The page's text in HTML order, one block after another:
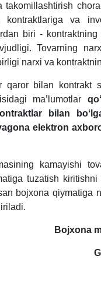
va
biri - kontraktning
Tovarning
narхi va
qaror bilan kontrakt
ma’lumotlarq
bilan
elektron
kamayishi
tuzatish
bojхona qiymatiga
Bojхona